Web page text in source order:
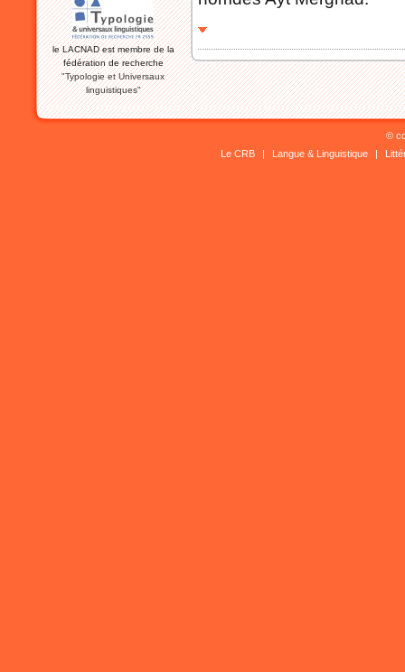
le LACNAD est membre de la
fédération de recherche
"Typologie et Universaux
linguistiques"
©
Le CRB
| Langue & Linguistique |